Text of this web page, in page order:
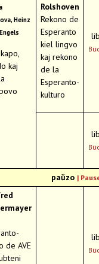
Heinz
kaj
Rolshoven
Rekono de
Esperanto
kiel lingvo
kaj rekono
de la
Esperanto-
kulturo
paŭzo |
de AVE